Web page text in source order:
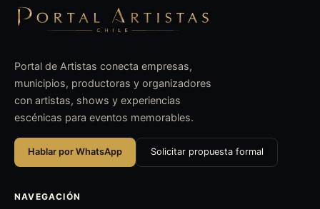
Portal de Artistas conecta empresas,
municipios, productoras y organizadores
con artistas, shows y experiencias
escénicas para eventos memorables.
Hablar por WhatsApp Solicitar propuesta formal
NAVEGACIÓN